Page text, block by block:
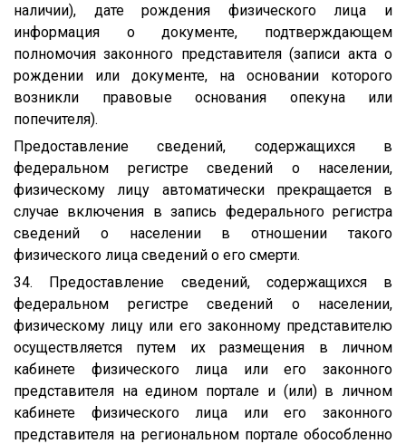
наличии), дате рождения физического лица и
информация о документе, подтверждающем
полномочия законного представителя (записи акта о
рождении или документе, на основании которого
возникли правовые основания опекуна или
попечителя).
Предоставление сведений, содержащихся в
федеральном регистре сведений о населении,
физическому лицу автоматически прекращается в
случае включения в запись федерального регистра
сведений о населении в отношении такого
физического лица сведений о его смерти.
34. Предоставление сведений, содержащихся в
федеральном регистре сведений о населении,
физическому лицу или его законному представителю
осуществляется путем их размещения в личном
кабинете физического лица или его законного
представителя на едином портале и (или) в личном
кабинете физического лица или его законного
представителя на региональном портале обособленно